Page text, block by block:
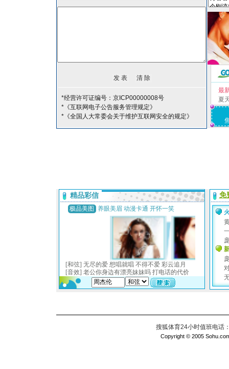
*经营许可证编号：京ICP00000008号
*《互联网电子公告服务管理规定》
*《全国人大常委会关于维护互联网安全的规定》
最
夏
搜狐体育24小时值班电话
Copyright © 2005